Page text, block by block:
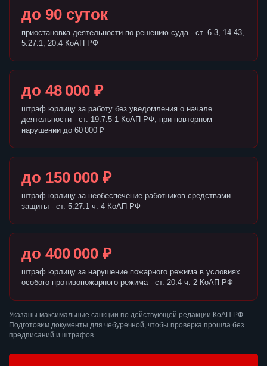
до 90 суток
приостановка деятельности по решению суда - ст. 6.3, 14.43,
5.27.1, 20.4 КоАП РФ
до 48 000 ₽
штраф юрлицу за работу без уведомления о начале
деятельности - ст. 19.7.5-1 КоАП РФ, при повторном
нарушении до 60 000 ₽
до 150 000 ₽
штраф юрлицу за необеспечение работников средствами
защиты - ст. 5.27.1 ч. 4 КоАП РФ
до 400 000 ₽
штраф юрлицу за нарушение пожарного режима в условиях
особого противопожарного режима - ст. 20.4 ч. 2 КоАП РФ
Указаны максимальные санкции по действующей редакции КоАП РФ.
Подготовим документы для чебуречной, чтобы проверка прошла без
предписаний и штрафов.